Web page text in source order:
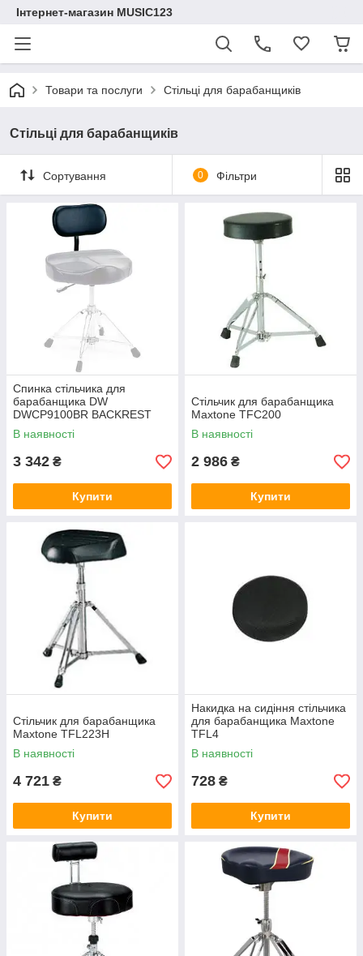
Інтернет-магазин MUSIC123
Товари та послуги Стільці для барабанщиків
Стільці для барабанщиків
Сортування 0 Фільтри
Спинка стільчика для
барабанщика DW
DWCP9100BR BACKREST
9100BR
В наявності
3 342 ₴
Купити
Стільчик для барабанщика
Maxtone TFC200
В наявності
2 986 ₴
Купити
Стільчик для барабанщика
Maxtone TFL223H
В наявності
4 721 ₴
Купити
Накидка на сидіння стільчика
для барабанщика Maxtone
TFL4
В наявності
728 ₴
Купити